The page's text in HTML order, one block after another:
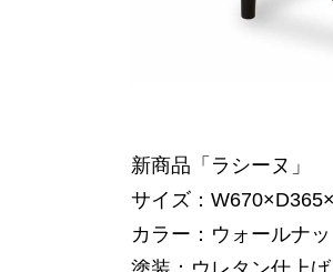
新商品「ラシーヌ」
サイズ：
カラー：ウォールナ